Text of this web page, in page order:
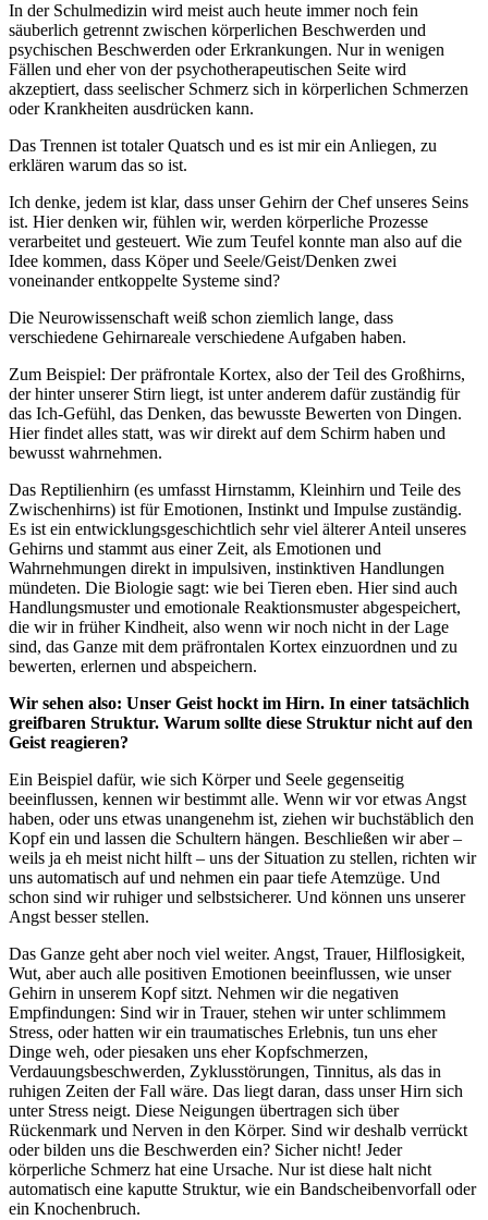
In der Schulmedizin wird meist auch heute immer noch fein
säuberlich getrennt zwischen körperlichen Beschwerden und
psychischen Beschwerden oder Erkrankungen. Nur in wenigen
Fällen und eher von der psychotherapeutischen Seite wird
akzeptiert, dass seelischer Schmerz sich in körperlichen Schmerzen
oder Krankheiten ausdrücken kann.
Das Trennen ist totaler Quatsch und es ist mir ein Anliegen, zu
erklären warum das so ist.
Ich denke, jedem ist klar, dass unser Gehirn der Chef unseres Seins
ist. Hier denken wir, fühlen wir, werden körperliche Prozesse
verarbeitet und gesteuert. Wie zum Teufel konnte man also auf die
Idee kommen, dass Köper und Seele/Geist/Denken zwei
voneinander entkoppelte Systeme sind?
Die Neurowissenschaft weiß schon ziemlich lange, dass
verschiedene Gehirnareale verschiedene Aufgaben haben.
Zum Beispiel: Der präfrontale Kortex, also der Teil des Großhirns,
der hinter unserer Stirn liegt, ist unter anderem dafür zuständig für
das Ich-Gefühl, das Denken, das bewusste Bewerten von Dingen.
Hier findet alles statt, was wir direkt auf dem Schirm haben und
bewusst wahrnehmen.
Das Reptilienhirn (es umfasst Hirnstamm, Kleinhirn und Teile des
Zwischenhirns) ist für Emotionen, Instinkt und Impulse zuständig.
Es ist ein entwicklungsgeschichtlich sehr viel älterer Anteil unseres
Gehirns und stammt aus einer Zeit, als Emotionen und
Wahrnehmungen direkt in impulsiven, instinktiven Handlungen
mündeten. Die Biologie sagt: wie bei Tieren eben. Hier sind auch
Handlungsmuster und emotionale Reaktionsmuster abgespeichert,
die wir in früher Kindheit, also wenn wir noch nicht in der Lage
sind, das Ganze mit dem präfrontalen Kortex einzuordnen und zu
bewerten, erlernen und abspeichern.
Wir sehen also: Unser Geist hockt im Hirn. In einer tatsächlich
greifbaren Struktur. Warum sollte diese Struktur nicht auf den
Geist reagieren?
Ein Beispiel dafür, wie sich Körper und Seele gegenseitig
beeinflussen, kennen wir bestimmt alle. Wenn wir vor etwas Angst
haben, oder uns etwas unangenehm ist, ziehen wir buchstäblich den
Kopf ein und lassen die Schultern hängen. Beschließen wir aber –
weils ja eh meist nicht hilft – uns der Situation zu stellen, richten wir
uns automatisch auf und nehmen ein paar tiefe Atemzüge. Und
schon sind wir ruhiger und selbstsicherer. Und können uns unserer
Angst besser stellen.
Das Ganze geht aber noch viel weiter. Angst, Trauer, Hilflosigkeit,
Wut, aber auch alle positiven Emotionen beeinflussen, wie unser
Gehirn in unserem Kopf sitzt. Nehmen wir die negativen
Empfindungen: Sind wir in Trauer, stehen wir unter schlimmem
Stress, oder hatten wir ein traumatisches Erlebnis, tun uns eher
Dinge weh, oder piesaken uns eher Kopfschmerzen,
Verdauungsbeschwerden, Zyklusstörungen, Tinnitus, als das in
ruhigen Zeiten der Fall wäre. Das liegt daran, dass unser Hirn sich
unter Stress neigt. Diese Neigungen übertragen sich über
Rückenmark und Nerven in den Körper. Sind wir deshalb verrückt
oder bilden uns die Beschwerden ein? Sicher nicht! Jeder
körperliche Schmerz hat eine Ursache. Nur ist diese halt nicht
automatisch eine kaputte Struktur, wie ein Bandscheibenvorfall oder
ein Knochenbruch.